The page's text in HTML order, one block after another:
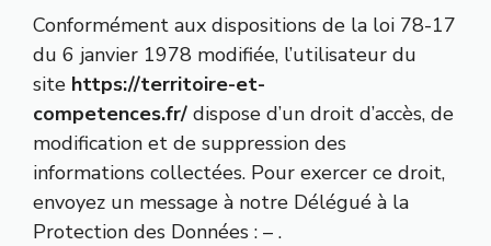
Conformément aux dispositions de la loi 78-17
du 6 janvier 1978 modifiée, l’utilisateur du
site https://territoire-et-
competences.fr/ dispose d’un droit d’accès, de
modification et de suppression des
informations collectées. Pour exercer ce droit,
envoyez un message à notre Délégué à la
Protection des Données : – .